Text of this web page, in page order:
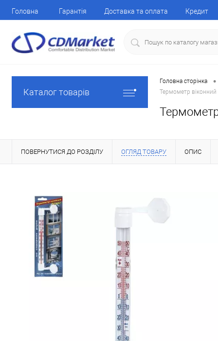
Головна Гарантія Доставка та оплата Кредит
Каталог товарів
Головна сторінка •
Термометр віконний
ПОВЕРНУТИСЯ ДО РОЗДІЛУ ОГЛЯД ТОВАРУ ОПИС